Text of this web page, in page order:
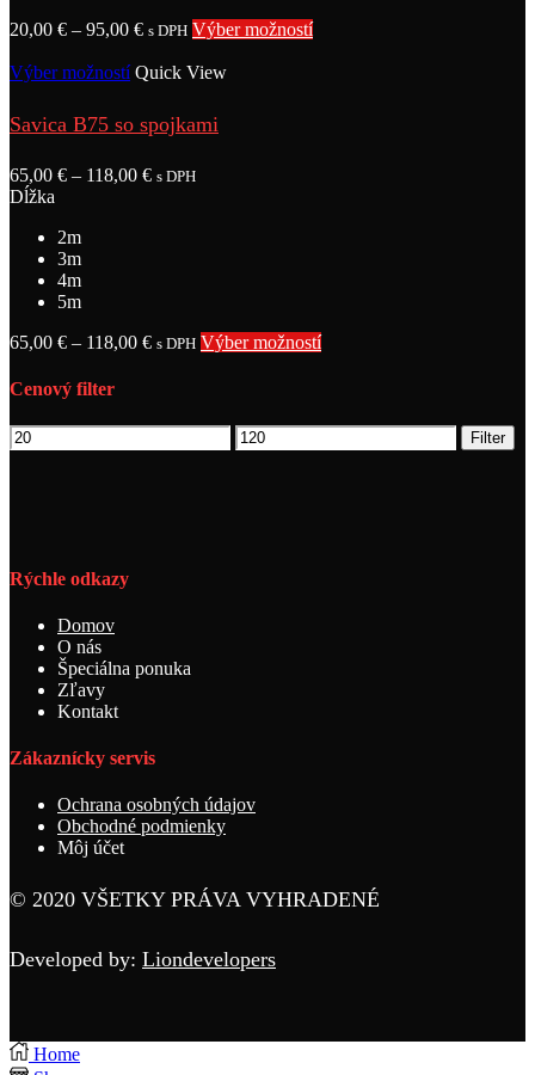
20,00 € – 95,00 € s DPH Výber možností
Výber možností Quick View
Savica B75 so spojkami
65,00 € – 118,00 € s DPH
Dĺžka
2m
3m
4m
5m
65,00 € – 118,00 € s DPH Výber možností
Cenový filter
Filter
Rýchle odkazy
Domov
O nás
Špeciálna ponuka
Zľavy
Kontakt
Zákaznícky servis
Ochrana osobných údajov
Obchodné podmienky
Môj účet
© 2020 VŠETKY PRÁVA VYHRADENÉ
Developed by: Liondevelopers
Home